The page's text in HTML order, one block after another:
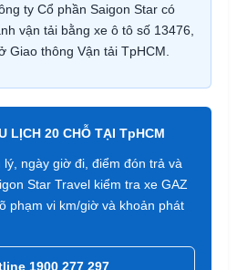
ty Cổ phần Saigon Star có
vận tải bằng xe ô tô số 13476,
Giao thông Vận tải TpHCM.
LỊCH 20 CHỖ TẠI TpHCM
ngày giờ đi, điểm đón trả và
Star Travel kiểm tra xe GAZ
phạm vi km/giờ và khoản phát
1900 277 297